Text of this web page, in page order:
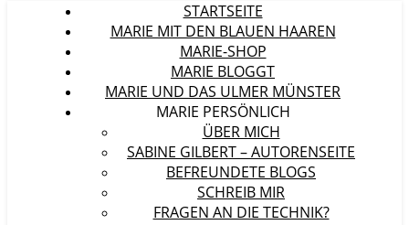
STARTSEITE
MARIE MIT DEN BLAUEN HAAREN
MARIE-SHOP
MARIE BLOGGT
MARIE UND DAS ULMER MÜNSTER
MARIE PERSÖNLICH
ÜBER MICH
SABINE GILBERT – AUTORENSEITE
BEFREUNDETE BLOGS
SCHREIB MIR
FRAGEN AN DIE TECHNIK?